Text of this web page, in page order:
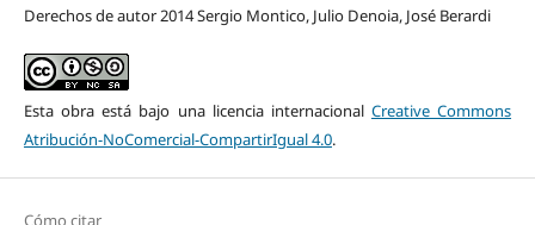
Derechos de autor 2014 Sergio Montico, Julio Denoia, José Berardi
Esta obra está bajo una licencia internacional Creative Commons
Atribución-NoComercial-CompartirIgual 4.0.
Cómo citar